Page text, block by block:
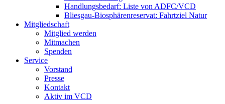
Handlungsbedarf: Liste von ADFC/VCD
Bliesgau-Biosphärenreservat: Fahrtziel Natur
Mitgliedschaft
Mitglied werden
Mitmachen
Spenden
Service
Vorstand
Presse
Kontakt
Aktiv im VCD